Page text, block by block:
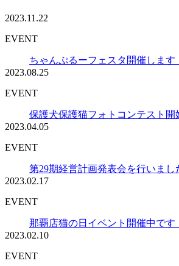
2023.11.22
EVENT
ちゃんぷるーフェスタ開催します
2023.08.25
EVENT
保護犬保護猫フォトコンテスト開
2023.04.05
EVENT
第29期経営計画発表会を行いまし
2023.02.17
EVENT
那覇店猫の日イベント開催中です
2023.02.10
EVENT